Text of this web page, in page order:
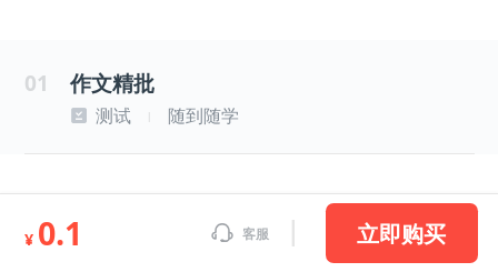
01 作文精批
测试 随到随学
¥ 0.1 客服 立即购买